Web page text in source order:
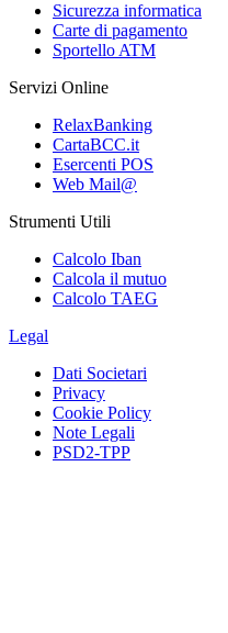
Sicurezza informatica
Carte di pagamento
Sportello ATM
Servizi Online
RelaxBanking
CartaBCC.it
Esercenti POS
Web Mail@
Strumenti Utili
Calcolo Iban
Calcola il mutuo
Calcolo TAEG
Legal
Dati Societari
Privacy
Cookie Policy
Note Legali
PSD2-TPP